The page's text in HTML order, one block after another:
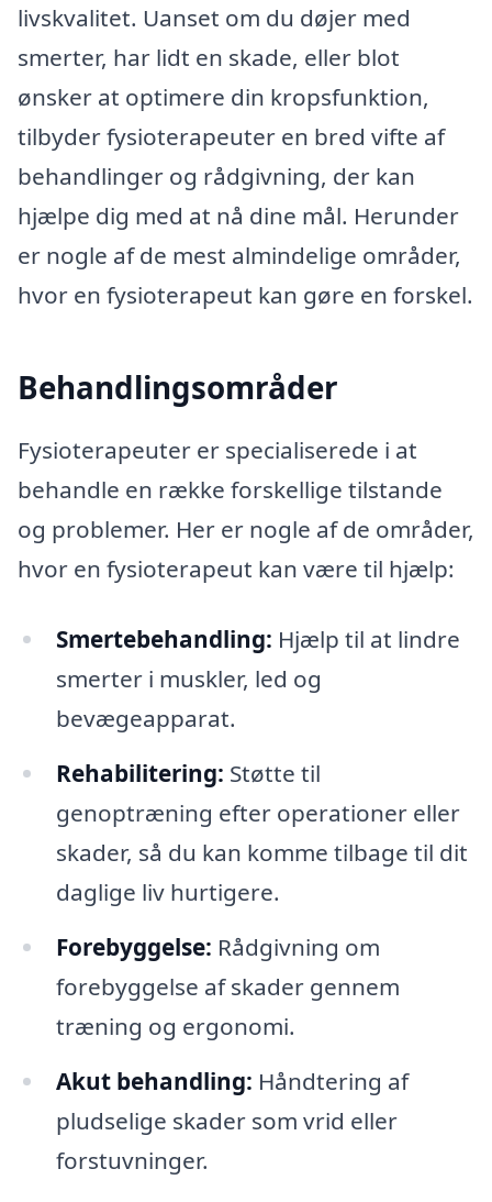
livskvalitet. Uanset om du døjer med
smerter, har lidt en skade, eller blot
ønsker at optimere din kropsfunktion,
tilbyder fysioterapeuter en bred vifte af
behandlinger og rådgivning, der kan
hjælpe dig med at nå dine mål. Herunder
er nogle af de mest almindelige områder,
hvor en fysioterapeut kan gøre en forskel.
Behandlingsområder
Fysioterapeuter er specialiserede i at
behandle en række forskellige tilstande
og problemer. Her er nogle af de områder,
hvor en fysioterapeut kan være til hjælp:
Smertebehandling: Hjælp til at lindre
smerter i muskler, led og
bevægeapparat.
Rehabilitering: Støtte til
genoptræning efter operationer eller
skader, så du kan komme tilbage til dit
daglige liv hurtigere.
Forebyggelse: Rådgivning om
forebyggelse af skader gennem
træning og ergonomi.
Akut behandling: Håndtering af
pludselige skader som vrid eller
forstuvninger.